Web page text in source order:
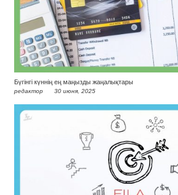
Бүгінгі күннің ең маңызды жаңалықтары
редактор 30 июня, 2025